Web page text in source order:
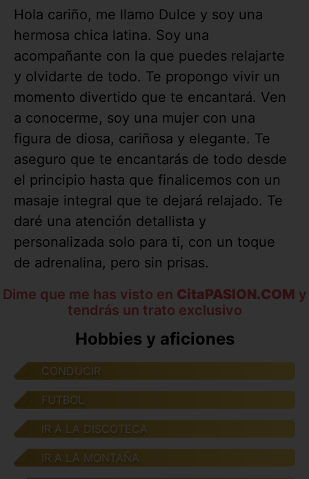
Hola cariño, me llamo Dulce y soy una
hermosa chica latina. Soy una
acompañante con la que puedes relajarte
y olvidarte de todo. Te propongo vivir un
momento divertido que te encantará. Ven
a conocerme, soy una mujer con una
figura de diosa, cariñosa y elegante. Te
aseguro que te encantarás de todo desde
el principio hasta que finalicemos con un
masaje integral que te dejará relajado. Te
daré una atención detallista y
personalizada solo para ti, con un toque
de adrenalina, pero sin prisas.
Dime que me has visto en CitaPASION.COM y
tendrás un trato exclusivo
Hobbies y aficiones
CONDUCIR
FUTBOL
IR A LA DISCOTECA
IR A LA MONTAÑA